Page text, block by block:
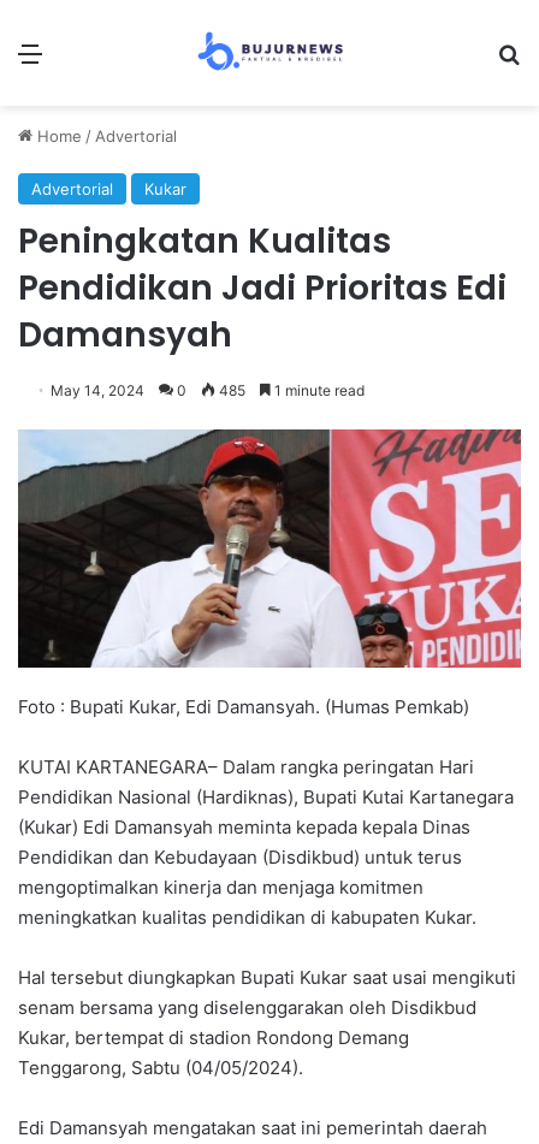
Menu
Home / Advertorial
Advertorial Kukar
Peningkatan Kualitas
Pendidikan Jadi Prioritas Edi
Damansyah
May 14, 2024 0 485 1 minute read
Foto : Bupati Kukar, Edi Damansyah. (Humas Pemkab)
KUTAI KARTANEGARA– Dalam rangka peringatan Hari
Pendidikan Nasional (Hardiknas), Bupati Kutai Kartanegara
(Kukar) Edi Damansyah meminta kepada kepala Dinas
Pendidikan dan Kebudayaan (Disdikbud) untuk terus
mengoptimalkan kinerja dan menjaga komitmen
meningkatkan kualitas pendidikan di kabupaten Kukar.
Hal tersebut diungkapkan Bupati Kukar saat usai mengikuti
senam bersama yang diselenggarakan oleh Disdikbud
Kukar, bertempat di stadion Rondong Demang
Tenggarong, Sabtu (04/05/2024).
Edi Damansyah mengatakan saat ini pemerintah daerah